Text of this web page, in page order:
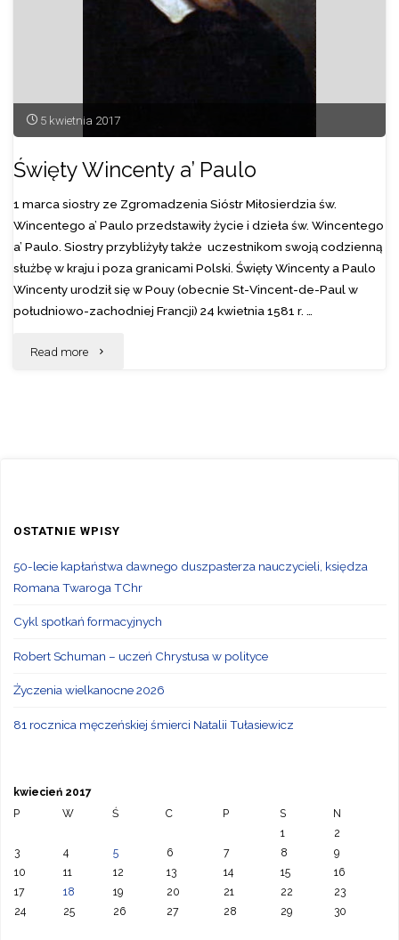
5 kwietnia 2017
Święty Wincenty a’ Paulo
1 marca siostry ze Zgromadzenia Sióstr Miłosierdzia św.
Wincentego a’ Paulo przedstawiły życie i dzieła św. Wincentego
a’ Paulo. Siostry przybliżyły także uczestnikom swoją codzienną
służbę w kraju i poza granicami Polski. Święty Wincenty a Paulo
Wincenty urodził się w Pouy (obecnie St-Vincent-de-Paul w
południowo-zachodniej Francji) 24 kwietnia 1581 r. …
Read more "Święty
OSTATNIE WPISY
50-lecie kapłaństwa dawnego duszpasterza nauczycieli, księdza
Romana Twaroga TChr
Cykl spotkań formacyjnych
Robert Schuman – uczeń Chrystusa w polityce
Życzenia wielkanocne 2026
81 rocznica męczeńskiej śmierci Natalii Tułasiewicz
kwiecień 2017
P
W Ś C P S
N
1
2
3
4 5 6 7 8
9
10
11 12 13 14 15
16
17
18 19 20 21 22
23
24
25 26 27 28 29 30